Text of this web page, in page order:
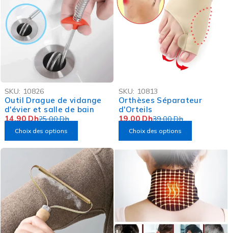
SKU: 10826
Outil Drague de vidange
d'évier et salle de bain
25,00Dh
14,90 Dh
Choix des options
OFFRE FLASH
SKU: 10813
Orthèses Séparateur
d'Orteils
39,00Dh
19,00 Dh
Choix des options